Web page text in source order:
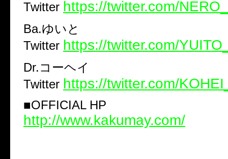
Twitter https://twitter.com/
Ba.ゆいと
Twitter https://twitter.com/
Dr.コーヘイ
Twitter https://twitter.com/
■OFFICIAL HP
http://www.kakumay.com/